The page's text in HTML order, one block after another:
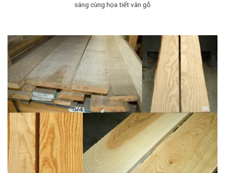
sáng cùng họa tiết vân gỗ